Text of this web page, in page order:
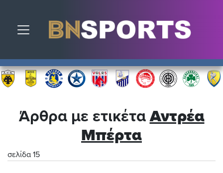
Toggle navigation
Άρθρα με ετικέταΑντρέα
Μπέρτα
σελίδα 15